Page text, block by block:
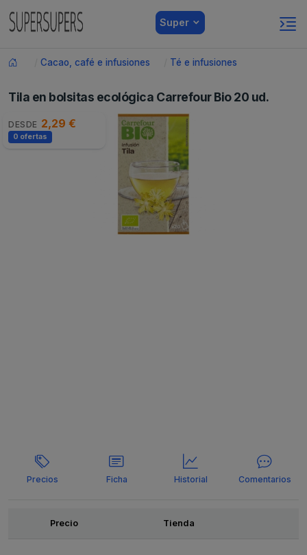
Super
Cacao, café e infusiones Té e infusiones
Tila en bolsitas ecológica Carrefour Bio 20 ud.
DESDE 2,29 €
0 ofertas
Precios Ficha Historial Comentarios
OfertasPrecio Tienda